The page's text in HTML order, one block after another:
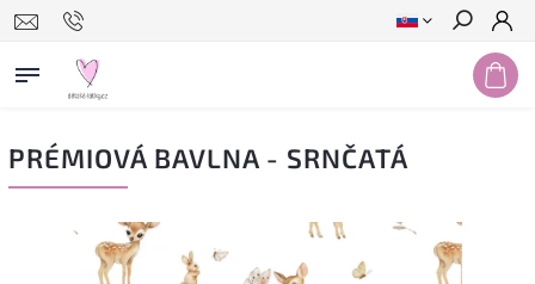
Hľadať
PRÉMIOVÁ BAVLNA - SRNČATÁ